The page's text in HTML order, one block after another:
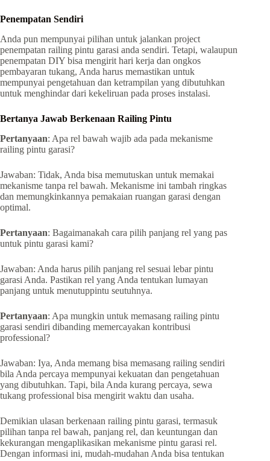
Penempatan Sendiri
Anda pun mempunyai pilihan untuk jalankan project
penempatan railing pintu garasi anda sendiri. Tetapi, walaupun
penempatan DIY bisa mengirit hari kerja dan ongkos
pembayaran tukang, Anda harus memastikan untuk
mempunyai pengetahuan dan ketrampilan yang dibutuhkan
untuk menghindar dari kekeliruan pada proses instalasi.
Bertanya Jawab Berkenaan Railing Pintu
Pertanyaan: Apa rel bawah wajib ada pada mekanisme
railing pintu garasi?
Jawaban: Tidak, Anda bisa memutuskan untuk memakai
mekanisme tanpa rel bawah. Mekanisme ini tambah ringkas
dan memungkinkannya pemakaian ruangan garasi dengan
optimal.
Pertanyaan: Bagaimanakah cara pilih panjang rel yang pas
untuk pintu garasi kami?
Jawaban: Anda harus pilih panjang rel sesuai lebar pintu
garasi Anda. Pastikan rel yang Anda tentukan lumayan
panjang untuk menutuppintu seutuhnya.
Pertanyaan: Apa mungkin untuk memasang railing pintu
garasi sendiri dibanding memercayakan kontribusi
professional?
Jawaban: Iya, Anda memang bisa memasang railing sendiri
bila Anda percaya mempunyai kekuatan dan pengetahuan
yang dibutuhkan. Tapi, bila Anda kurang percaya, sewa
tukang professional bisa mengirit waktu dan usaha.
Demikian ulasan berkenaan railing pintu garasi, termasuk
pilihan tanpa rel bawah, panjang rel, dan keuntungan dan
kekurangan mengaplikasikan mekanisme pintu garasi rel.
Dengan informasi ini, mudah-mudahan Anda bisa tentukan